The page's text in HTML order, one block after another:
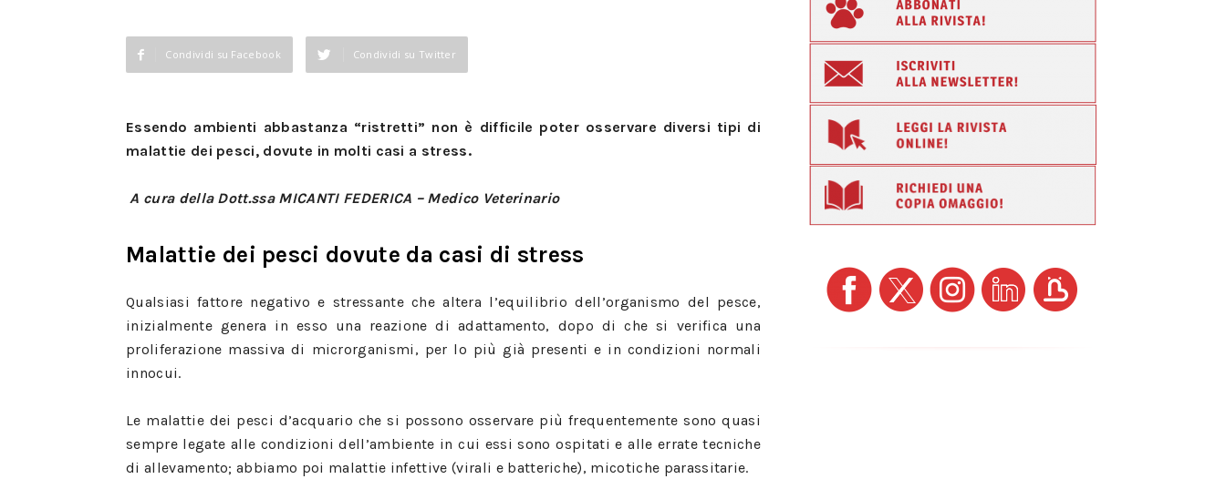
Condividi su Facebook Condividi su Twitter
Essendo ambienti abbastanza “ristretti” non è difficile poter osservare diversi tipi di
malattie dei pesci, dovute in molti casi a stress.
A cura della Dott.ssa MICANTI FEDERICA – Medico Veterinario
Malattie dei pesci dovute da casi di stress
Qualsiasi fattore negativo e stressante che altera l’equilibrio dell’organismo del pesce,
inizialmente genera in esso una reazione di adattamento, dopo di che si verifica una
proliferazione massiva di microrganismi, per lo più già presenti e in condizioni normali
innocui.
Le malattie dei pesci d’acquario che si possono osservare più frequentemente sono quasi
sempre legate alle condizioni dell’ambiente in cui essi sono ospitati e alle errate tecniche
di allevamento; abbiamo poi malattie infettive (virali e batteriche), micotiche parassitarie.